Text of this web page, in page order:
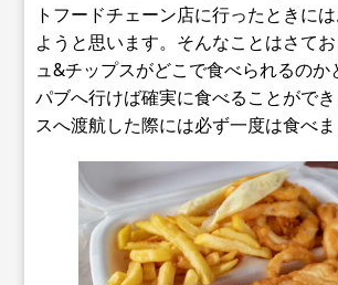
トフードチェーン店に行ったときに
ようと思います。そんなことはさて
ュ&チップスがどこで食べられるのか
パブへ行けば確実に食べることがで
スへ渡航した際には必ず一度は食べま